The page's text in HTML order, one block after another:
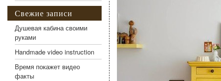
Свежие записи
Душевая кабина своими
руками
Handmade video instruction
Время покажет видео
факты